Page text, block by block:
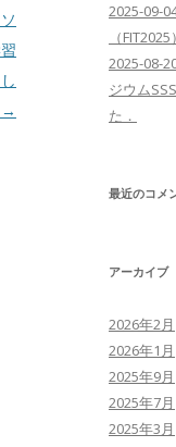
→
2025-09-
（
2025-08-
ジウム
た．
最近のコメ
アーカイブ
2026年2月
2026年1月
2025年9月
2025年7月
2025年3月